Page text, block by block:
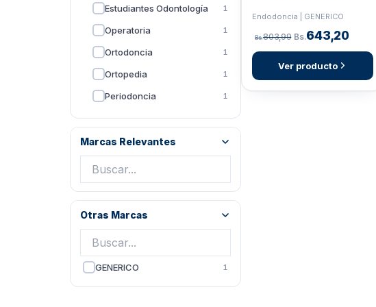
Estudiantes Odontología 1
Operatoria 1
Ortodoncia 1
Ortopedia 1
Periodoncia 1
Protesis 1
Laboratorio dental 1
Marcas Relevantes
Otras Marcas
GENERICO 1
Endodoncia | GENERICO
Bs.803,99 Bs.643,20
Ver producto